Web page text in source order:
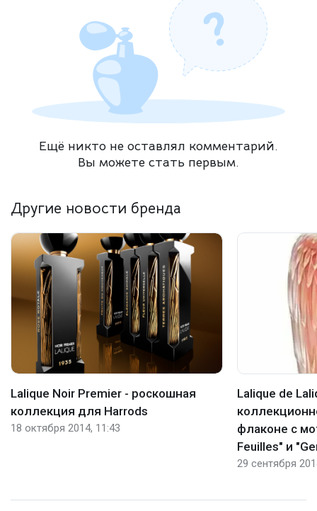
Ещё никто не оставлял комментарий.
Вы можете стать первым.
Другие новости бренда
Lalique Noir Premier - роскошная
коллекция для Harrods
18 октября 2014, 11:43
Lalique de
флаконе с
Feuilles" и
29 сентября